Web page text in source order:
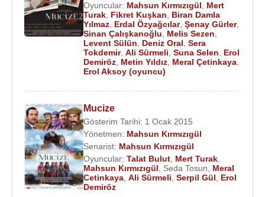
Açıkalın,Altan Erkekli,Ali Sürmeli ,Selim
Bayraktar,Orçun Kaptan,Levent Sülün,Rana
Cabbar,Metin Yıldız,Talat Bulut,Cihat Tamer
Muhammed Cangören ,Hayrettin Onur
Erol Demiröz’ün yanı sıra Ece Uslu
Gülben Ergen
Meral Çetinkaya,Aydan Burhan,Güner Özkul,
Suna Selen,Defne Yalnız
aldı.
Erol Demiröz,2019 yılında yönetmenliğini ve
senaristliğiniMahsun Kırmızıgül’ün yaptığı
“Mucize 2 Aşk” filminde Muhtar Davut karakterini
canlandırırken filmde
Oyuncular: Mahsun Kırmızıgül
Mert
Turak Fikret Kuşkan
Biran Damla
Yılmaz Erdal Özyağcılar, Şenay Gürler,
Sinan Çalışkanoğlu
Melis Sezen
Levent Sülün
Deniz Oral Sera
Tokdemir, Ali Sürmeli Suna Selen
Erol
Demiröz Metin Yıldız Meral Çetinkaya
Erol Aksoy (oyuncu)
Mucize
Gösterim Tarihi: 1 Ocak 2015
Yönetmen: Mahsun Kırmızıgül
Senarist: Mahsun Kırmızıgül
Oyuncular: Talat Bulut Mert Turak
Mahsun Kırmızıgül
Seda Tosun
Meral
Cetinkaya Ali Sürmeli Serpil Gül
Erol
Demiröz